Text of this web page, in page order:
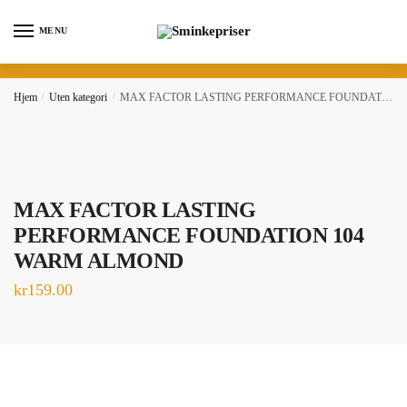
MENU
Hjem / Uten kategori / MAX FACTOR LASTING PERFORMANCE FOUNDATION 104 WARM ALMOND
MAX FACTOR LASTING
PERFORMANCE FOUNDATION 104
WARM ALMOND
kr159.00